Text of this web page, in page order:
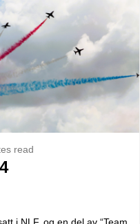
read
i NLF, og en del av “Team